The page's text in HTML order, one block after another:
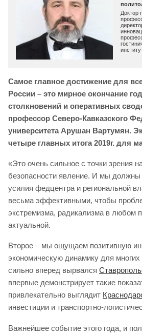
Доктор
Самое главное достижение для
России – это мирное окончание
столкновений и оперативных
профессор Северо-Кавказского
университета Арушан Вартумян.
четыре главных итога 2019г. для
«Это очень сильное с точки зрения
безопасности явление. И мы должны
усилия федцентра и региональной
весьма эффективными, чтобы
экстремизма, радикализма в любом
актуальной.
Второе – мы ощущаем позитивную
экономическую динамику для
сильно вперед вырвался
впервые демонстрирует такие
привлекательно выглядит
инвестиции и транспортно-
Важнейшее событие этого года, и